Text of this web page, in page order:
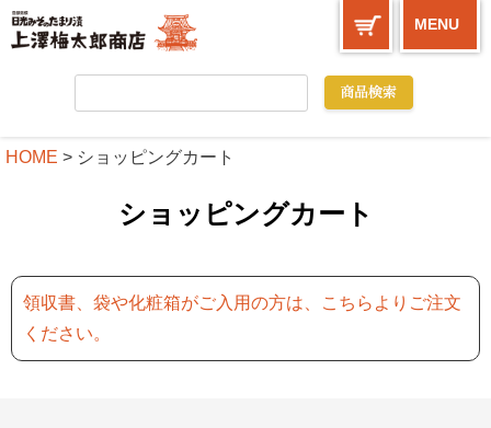
MENU
HOME ショッピングカート
ショッピングカート
領収書、袋や化粧箱がご入用の方は、こちらよりご注文
ください。